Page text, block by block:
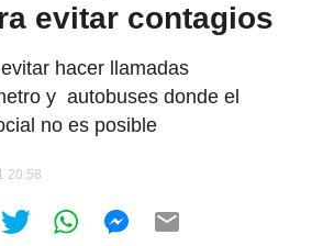
evitar contagios
hacer llamadas
y autobuses donde el
no es posible
20:58